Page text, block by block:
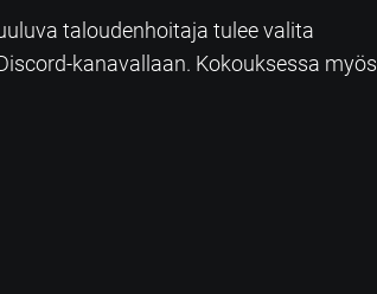
taloudenhoitaja tulee valita
kanavallaan. Kokouksessa myös